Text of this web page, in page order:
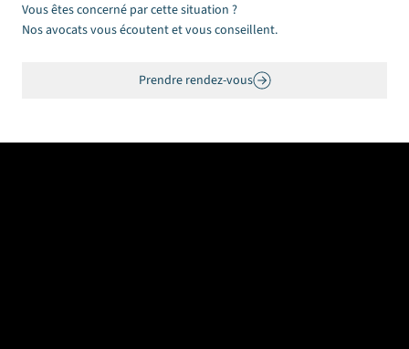
Vous êtes concerné par cette situation ?
Nos avocats vous écoutent et vous conseillent.
Prendre rendez-vous